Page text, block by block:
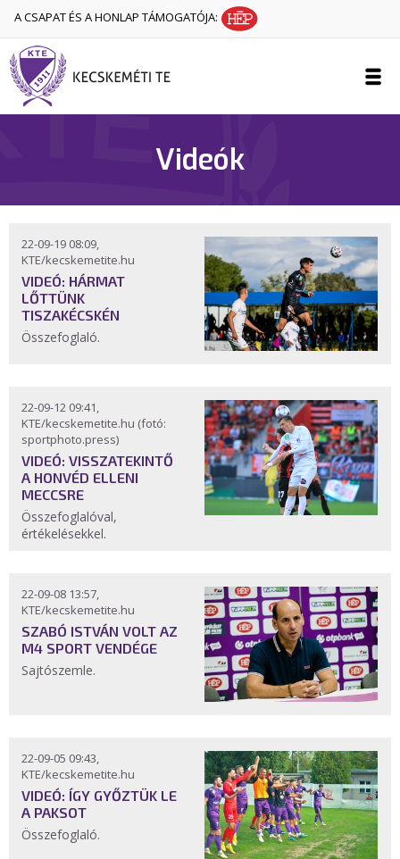
A CSAPAT ÉS A HONLAP TÁMOGATÓJA:
Videók
22-09-19 08:09,
KTE/kecskemetite.hu
VIDEÓ: HÁRMAT
LŐTTÜNK
TISZAKÉCSKÉN
Összefoglaló.
22-09-12 09:41,
KTE/kecskemetite.hu (fotó:
sportphoto.press)
VIDEÓ: VISSZATEKINTŐ
A HONVÉD ELLENI
MECCSRE
Összefoglalóval,
értékelésekkel.
22-09-08 13:57,
KTE/kecskemetite.hu
SZABÓ ISTVÁN VOLT AZ
M4 SPORT VENDÉGE
Sajtószemle.
22-09-05 09:43,
KTE/kecskemetite.hu
VIDEÓ: ÍGY GYŐZTÜK LE
A PAKSOT
Összefoglaló.